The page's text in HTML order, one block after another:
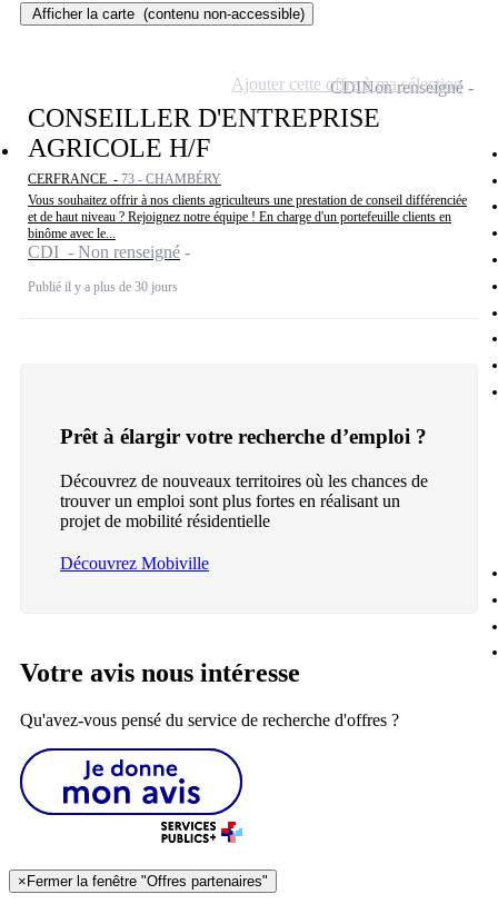
Afficher la carte (contenu non-accessible)
CONSEILLER D'ENTREPRISE
AGRICOLE H/F
CERFRANCE - 73 - CHAMBÉRY
Vous souhaitez offrir à nos clients agriculteurs une prestation de conseil différenciée
et de haut niveau ? Rejoignez notre équipe ! En charge d'un portefeuille clients en
binôme avec le...
CDI - Non renseigné
Publié il y a plus de 30 jours
CDINon renseigné
Ajouter cette offre à ma sélection
Prêt à élargir votre recherche d’emploi ?
Découvrez de nouveaux territoires où les chances de
trouver un emploi sont plus fortes en réalisant un
projet de mobilité résidentielle
Découvrez Mobiville
Votre avis nous intéresse
Qu'avez-vous pensé du service de recherche d'offres ?
×Fermer la fenêtre "Offres partenaires"